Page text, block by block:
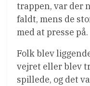
trappen, var der
faldt, mens de
med at presse på.
Folk blev
vejret eller blev
spillede, og det